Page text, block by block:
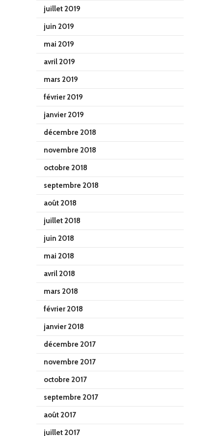
juillet 2019
juin 2019
mai 2019
avril 2019
mars 2019
février 2019
janvier 2019
décembre 2018
novembre 2018
octobre 2018
septembre 2018
août 2018
juillet 2018
juin 2018
mai 2018
avril 2018
mars 2018
février 2018
janvier 2018
décembre 2017
novembre 2017
octobre 2017
septembre 2017
août 2017
juillet 2017